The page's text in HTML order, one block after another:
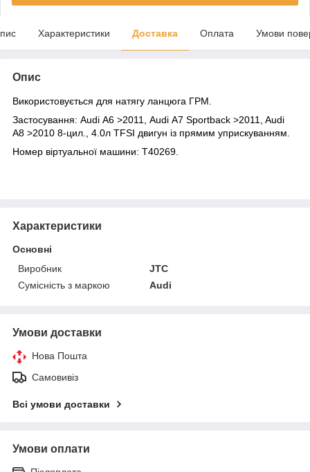
Характеристики Доставка Оплата Умови
Опис
Використовується для натягу ланцюга ГРМ.
Застосування: Audi А6 >2011, Audi А7 Sportback >2011, Audi
А8 >2010 8-цил., 4.0л TFSI двигун із прямим уприскуванням.
Номер віртуальної машини: Т40269.
Характеристики
Основні
Виробник
JTC
Сумісність з маркою
Audi
Умови доставки
Нова Пошта
Самовивіз
Всі умови доставки
Умови оплати